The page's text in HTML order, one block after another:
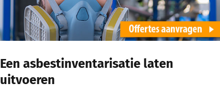
Een asbestinventarisatie laten
uitvoeren